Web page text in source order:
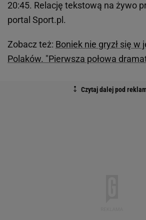
20:45. Relację tekstową na żywo
portal Sport.pl.
Zobacz też: Boniek nie gryzł się w
Polaków. "Pierwsza połowa